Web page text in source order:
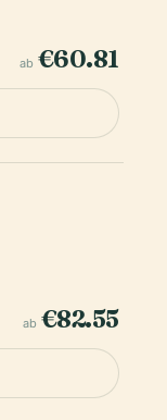
ab €60.81
ab €82.55